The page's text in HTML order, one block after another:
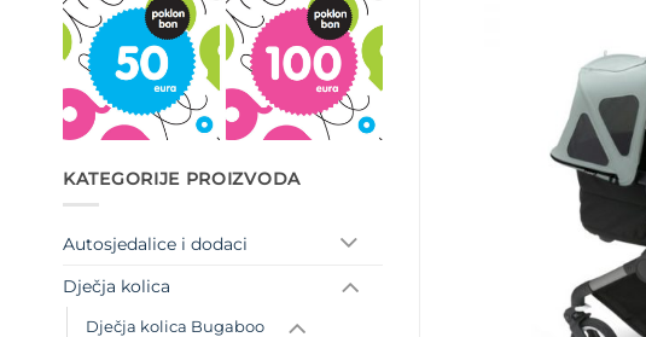
KATEGORIJE PROIZVODA
Autosjedalice i dodaci
Dječja kolica
Dječja kolica Bugaboo